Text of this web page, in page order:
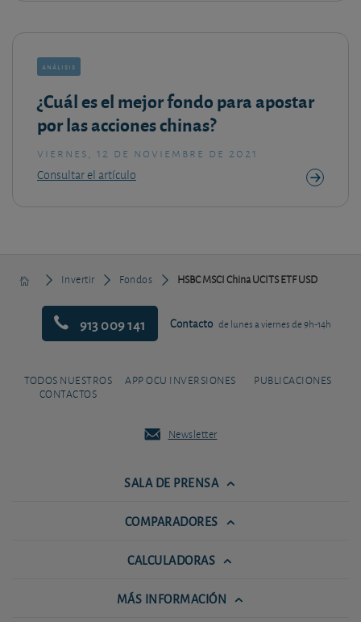
análisis
¿Cuál es el mejor fondo para apostar
por las acciones chinas?
viernes, 12 de noviembre de 2021
Consultar el artículo
Invertir Fondos HSBC MSCI China UCITS ETF USD
913 009 141 Contacto de lunes a viernes de 9h-14h
TODOS NUESTROS
CONTACTOS
APP OCU INVERSIONES PUBLICACIONES
Newsletter
SALA DE PRENSA
COMPARADORES
CALCULADORAS
MÁS INFORMACIÓN